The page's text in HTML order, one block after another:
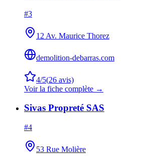
#3
12 Av. Maurice Thorez
demolition-debarras.com
4/5(26 avis)
Voir la fiche complète →
Sivas Propreté SAS
#4
53 Rue Molière